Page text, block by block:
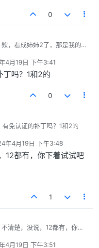
0
欸，看成姉姉2了，那是我的问
4月19日 下午3:41
吗？1和2的
0
免认证的补丁吗？1和2的
年4月19日 下午3:48
辑
12都有，你下着试试吧
1
不清楚，没说，12都有，你下
4月19日 下午3:51